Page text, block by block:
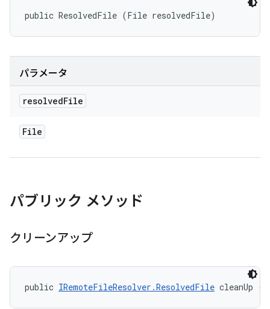
public ResolvedFile (File resolvedFile)
パラメータ
resolvedFile
File
パブリック メソッド
クリーンアップ
public IRemoteFileResolver.ResolvedFile cleanUp